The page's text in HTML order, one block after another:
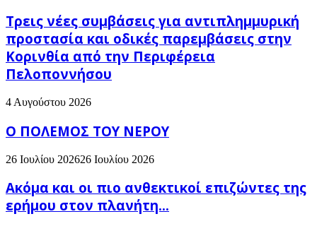
Τρεις νέες συμβάσεις για αντιπλημμυρική
προστασία και οδικές παρεμβάσεις στην
Κορινθία από την Περιφέρεια
Πελοποννήσου
4 Αυγούστου 2026
Ο ΠΟΛΕΜΟΣ ΤΟΥ ΝΕΡΟΥ
26 Ιουλίου 202626 Ιουλίου 2026
Ακόμα και οι πιο ανθεκτικοί επιζώντες της
ερήμου στον πλανήτη...